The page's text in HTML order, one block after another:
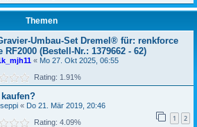
Themen
Umbau-Set Dremel® für: renkforce
RF2000 (Bestell-Nr.: 1379662 - 62)
« Mo 27. Okt 2025, 06:55
Rating: 1.91%
« Do 21. Mär 2019, 20:46
1 2
Rating: 4.09%